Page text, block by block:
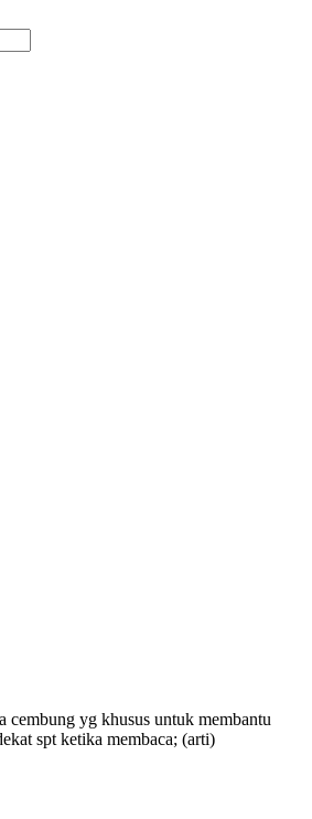
cembung yg khusus untuk membantu
spt ketika membaca; (arti)